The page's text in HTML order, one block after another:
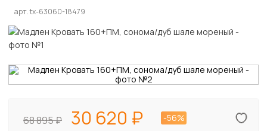
арт. tx-63060-18479
68 895 30 620
-56%